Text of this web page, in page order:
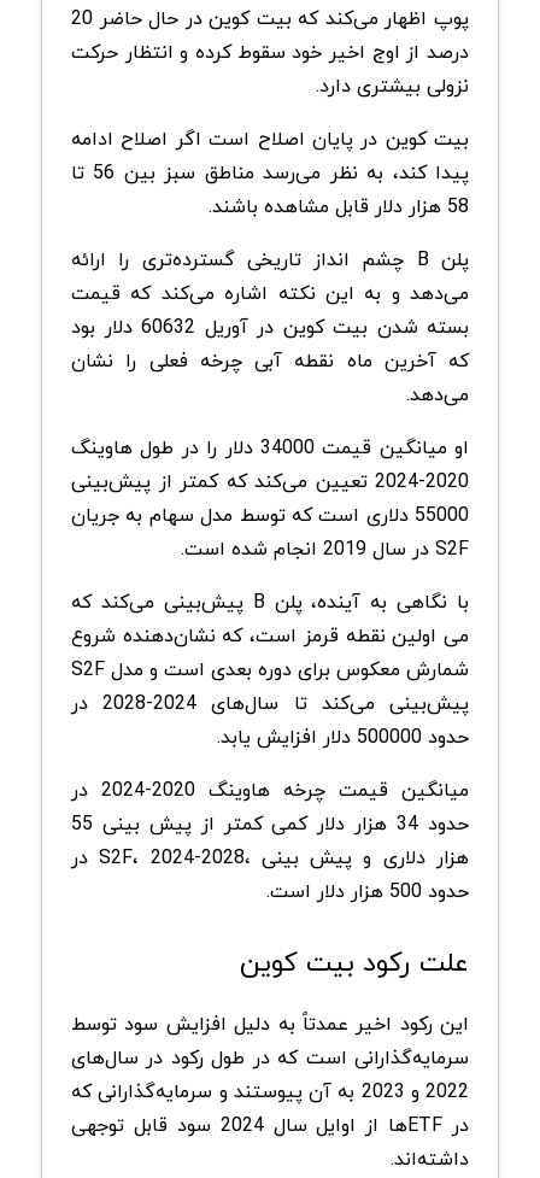
پوپ اظهار می‌کند که بیت کوین در حال حاضر 20
درصد از اوج اخیر خود سقوط کرده و انتظار حرکت
نزولی بیشتری دارد.
بیت کوین در پایان اصلاح است اگر اصلاح ادامه
پیدا کند، به نظر می‌رسد مناطق سبز بین 56 تا
58 هزار دلار قابل مشاهده باشند.
پلن B چشم انداز تاریخی گسترده‌تری را ارائه
می‌دهد و به این نکته اشاره می‌کند که قیمت
بسته شدن بیت کوین در آوریل 60632 دلار بود
که آخرین ماه نقطه آبی چرخه فعلی را نشان
می‌دهد.
او میانگین قیمت 34000 دلار را در طول هاوینگ
2020-2024 تعیین می‌کند که کمتر از پیش‌بینی
55000 دلاری است که توسط مدل سهام به جریان
S2F در سال 2019 انجام شده است.
با نگاهی به آینده، پلن B پیش‌بینی می‌کند که
می اولین نقطه قرمز است، که نشان‌دهنده شروع
شمارش معکوس برای دوره بعدی است و مدل S2F
پیش‌بینی می‌کند تا سال‌های 2024-2028 در
حدود 500000 دلار افزایش یابد.
میانگین قیمت چرخه هاوینگ 2020-2024 در
حدود 34 هزار دلار کمی کمتر از پیش بینی 55
هزار دلاری و پیش بینی ،S2F، 2024-2028 در
حدود 500 هزار دلار است.
علت رکود بیت کوین
این رکود اخیر عمدتاً به دلیل افزایش سود توسط
سرمایه‌گذارانی است که در طول رکود در سال‌های
2022 و 2023 به آن پیوستند و سرمایه‌گذارانی که
در ETF‌ها از اوایل سال 2024 سود قابل توجهی
داشته‌اند.